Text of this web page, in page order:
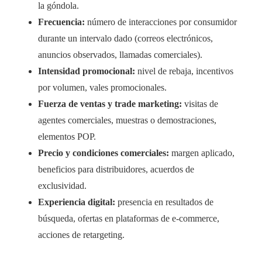
la góndola.
Frecuencia: número de interacciones por consumidor
durante un intervalo dado (correos electrónicos,
anuncios observados, llamadas comerciales).
Intensidad promocional: nivel de rebaja, incentivos
por volumen, vales promocionales.
Fuerza de ventas y trade marketing: visitas de
agentes comerciales, muestras o demostraciones,
elementos POP.
Precio y condiciones comerciales: margen aplicado,
beneficios para distribuidores, acuerdos de
exclusividad.
Experiencia digital: presencia en resultados de
búsqueda, ofertas en plataformas de e-commerce,
acciones de retargeting.